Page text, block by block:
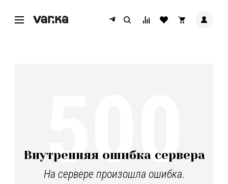
Внутренняя ошибка сервера
На сервере произошла ошибка.
500